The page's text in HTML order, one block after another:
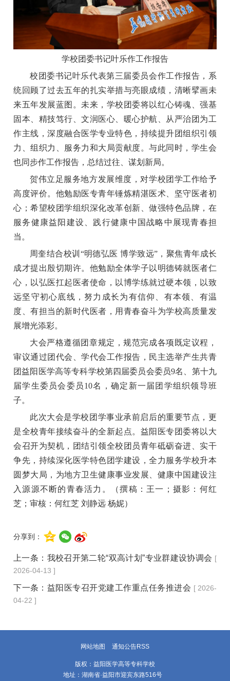
学校团委书记叶乐作工作报告
校团委书记叶乐代表第三届委员会作工作报告，系
统回顾了过去五年的扎实举措与亮眼成绩，清晰擘画未
来五年发展蓝图。未来，学校团委将以红心铸魂、强基
固本、精技笃行、文润医心、暖心护航、从严治团为工
作主线，深度融合医学专业特色，持续提升团组织引领
力、组织力、服务力和大局贡献度。与此同时，学生会
也同步作工作报告，总结过往、谋划新局。
贺伟立足服务地方发展维度，对学校团学工作给予
高度评价。他勉励医专青年锤炼精湛医术、坚守医者初
心；希望校团学组织深化改革创新、做强特色品牌，在
服务健康益阳建设、践行健康中国战略中展现青春担
当。
周奎结合校训“明德弘医 博学致远”，聚焦青年成长
成才提出殷切期许。他勉励全体学子以明德铸就医者仁
心，以弘医扛起医者使命，以博学练就过硬本领，以致
远坚守初心底线，努力成长为有信仰、有本领、有温
度、有担当的新时代医者，用青春奋斗为学校高质量发
展增光添彩。
大会严格遵循团章规定，规范完成各项既定议程，
审议通过团代会、学代会工作报告，民主选举产生共青
团益阳医学高等专科学校第四届委员会委员9名、第十九
届学生委员会委员10名，确定新一届团学组织领导班
子。
此次大会是学校团学事业承前启后的重要节点，更
是全校青年接续奋斗的全新起点。益阳医专团委将以大
会召开为契机，团结引领全校团员青年砥砺奋进、实干
争先，持续深化医学特色团学建设，全力服务学校升本
圆梦大局，为地方卫生健康事业发展、健康中国建设注
入源源不断的青春活力。（撰稿：王一；摄影：何红
芝；审核：何红芝 刘静远 杨妮）
分享到：
上一条： 我校召开第二轮“双高计划”专业群建设协调会 [
2026-04-13 ]
下一条： 益阳医专召开党建工作重点任务推进会 [ 2026-
04-22 ]
网站地图 通知公告RSS
版权：益阳医学高等专科学校
地址：湖南省·益阳市迎宾东路516号